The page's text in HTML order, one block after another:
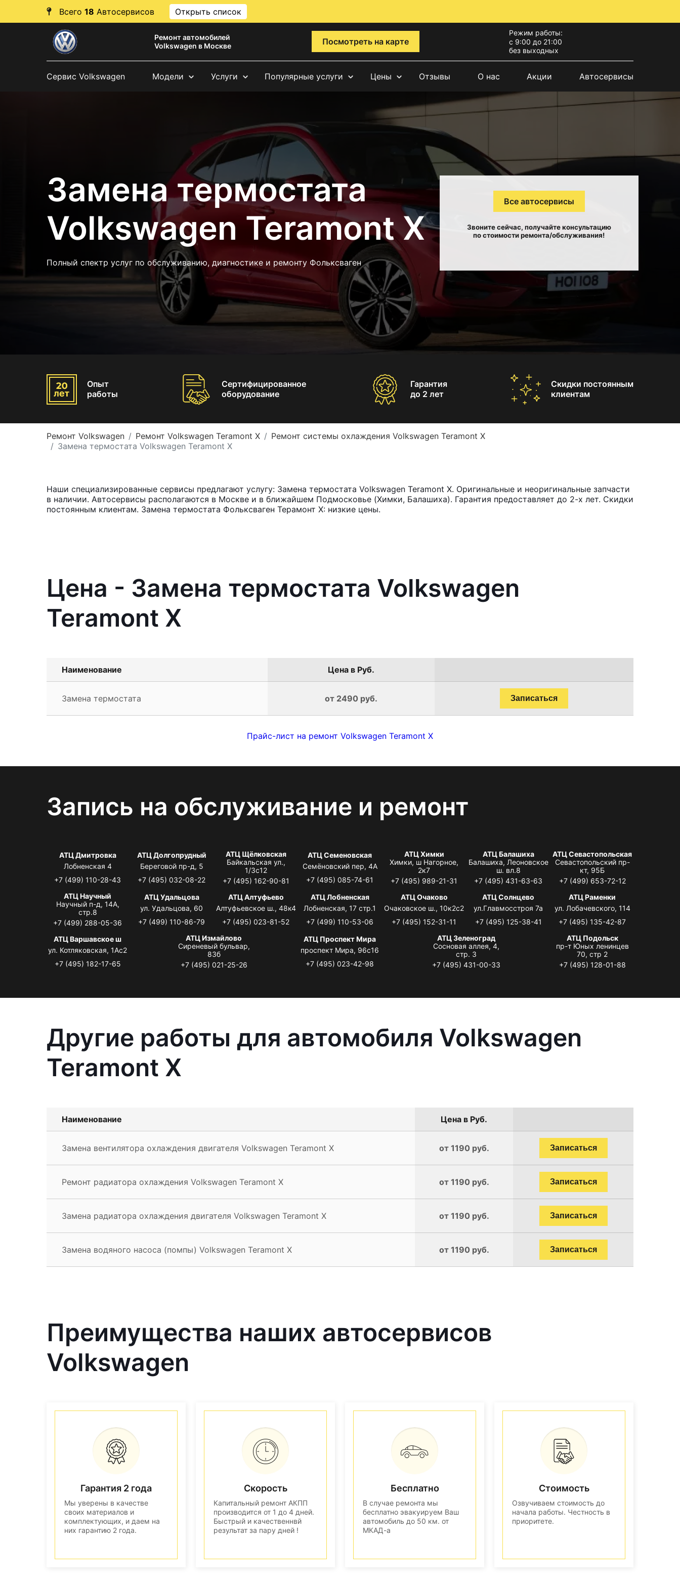
Всего 18 Автосервисов Открыть список
Ремонт автомобилей
Volkswagen в Москве
Посмотреть на карте
Режим работы:
с 9:00 до 21:00
без выходных
Сервис Volkswagen Модели Услуги Популярные услуги Цены Отзывы О нас Акции Автосервисы
Замена термостата
Volkswagen Teramont X
Полный спектр услуг по обслуживанию, диагностике и ремонту Фольксваген
Все автосервисы
Звоните сейчас, получайте консультацию
по стоимости ремонта/обслуживания!
Опыт
работы
Сертифицированное
оборудование
Гарантия
до 2 лет
Скидки постоянным
клиентам
Ремонт Volkswagen Ремонт Volkswagen Teramont X
Ремонт системы охлаждения Volkswagen Teramont X
Замена термостата Volkswagen Teramont X
Наши специализированные сервисы предлагают услугу: Замена термостата Volkswagen Teramont X. Оригинальные и неоригинальные запчасти
в наличии. Автосервисы располагаются в Москве и в ближайшем Подмосковье (Химки, Балашиха). Гарантия предоставляет до 2-х лет. Скидки
постоянным клиентам. Замена термостата Фольксваген Терамонт Х: низкие цены.
Цена - Замена термостата Volkswagen
Teramont X
Наименование Цена в Руб.
Замена термостата от 2490 руб. Записаться
Прайс-лист на ремонт Volkswagen Teramont X
Запись на обслуживание и ремонт
АТЦ Дмитровка
Лобненская 4
+7 (499) 110-28-43
АТЦ Долгопрудный
Береговой пр-д, 5
+7 (495) 032-08-22
АТЦ Щёлковская
Байкальская ул.,
1/3с12
+7 (495) 162-90-81
АТЦ Семеновская
Семёновский пер, 4А
+7 (495) 085-74-61
АТЦ Химки
Химки, ш Нагорное,
2к7
+7 (495) 989-21-31
АТЦ Балашиха
Балашиха, Леоновское
ш. вл.8
+7 (495) 431-63-63
АТЦ Севастопольская
Севастопольский пр-
кт, 95Б
+7 (499) 653-72-12
АТЦ Научный
Научный п-д, 14А,
стр.8
+7 (499) 288-05-36
АТЦ Удальцова
ул. Удальцова, 60
+7 (499) 110-86-79
АТЦ Алтуфьево
Алтуфьевское ш., 48к4
+7 (495) 023-81-52
АТЦ Лобненская
Лобненская, 17 стр.1
+7 (499) 110-53-06
АТЦ Очаково
Очаковское ш., 10к2с2
+7 (495) 152-31-11
АТЦ Солнцево
ул.Главмосстроя 7а
+7 (495) 125-38-41
АТЦ Раменки
ул. Лобачевского, 114
+7 (495) 135-42-87
АТЦ Варшавское ш
ул. Котляковская, 1Ас2
+7 (495) 182-17-65
АТЦ Измайлово
Сиреневый бульвар,
83б
+7 (495) 021-25-26
АТЦ Проспект Мира
проспект Мира, 96с16
+7 (495) 023-42-98
АТЦ Зеленоград
Сосновая аллея, 4,
стр. 3
+7 (495) 431-00-33
АТЦ Подольск
пр-т Юных ленинцев
70, стр 2
+7 (495) 128-01-88
Другие работы для автомобиля Volkswagen
Teramont X
Наименование Цена в Руб.
Замена вентилятора охлаждения двигателя Volkswagen Teramont X от 1190 руб. Записаться
Ремонт радиатора охлаждения Volkswagen Teramont X от 1190 руб. Записаться
Замена радиатора охлаждения двигателя Volkswagen Teramont X от 1190 руб. Записаться
Замена водяного насоса (помпы) Volkswagen Teramont X от 1190 руб. Записаться
Преимущества наших автосервисов
Volkswagen
Гарантия 2 года
Мы уверены в качестве
своих материалов и
комплектующих, и даем на
них гарантию 2 года.
Скорость
Капитальный ремонт АКПП
производится от 1 до 4 дней.
Быстрый и качественнвй
результат за пару дней !
Бесплатно
В случае ремонта мы
бесплатно эвакуируем Ваш
автомобиль до 50 км. от
МКАД-а
Стоимость
Озвучиваем стоимость до
начала работы. Честность в
приоритете.